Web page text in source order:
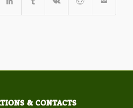
& CONTACTS